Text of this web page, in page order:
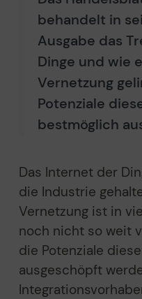
behandelt in
Ausgabe das
Dinge und wie
Vernetzung
Potenziale
bestmöglich
Das Internet der
die Industrie
Vernetzung ist in
noch nicht so weit
die Potenziale
ausgeschöpft